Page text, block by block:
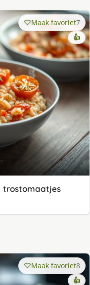
Maak favoriet7
👍
trostomaatjes
Maak favoriet8
👍